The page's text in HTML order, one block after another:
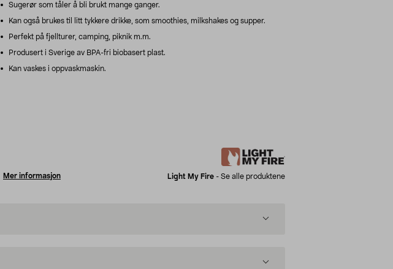
Sugerør som tåler å bli brukt mange ganger.
Kan også brukes til litt tykkere drikke, som smoothies, milkshakes og supper.
Perfekt på fjellturer, camping, piknik m.m.
Produsert i Sverige av BPA-fri biobasert plast.
Kan vaskes i oppvaskmaskin.
Mer informasjon Light My Fire - Se alle produktene